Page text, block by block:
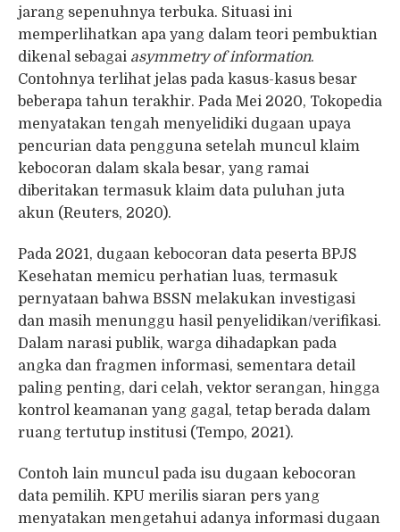
jarang sepenuhnya terbuka. Situasi ini
memperlihatkan apa yang dalam teori pembuktian
dikenal sebagai asymmetry of information.
Contohnya terlihat jelas pada kasus-kasus besar
beberapa tahun terakhir. Pada Mei 2020, Tokopedia
menyatakan tengah menyelidiki dugaan upaya
pencurian data pengguna setelah muncul klaim
kebocoran dalam skala besar, yang ramai
diberitakan termasuk klaim data puluhan juta
akun (Reuters, 2020).
Pada 2021, dugaan kebocoran data peserta BPJS
Kesehatan memicu perhatian luas, termasuk
pernyataan bahwa BSSN melakukan investigasi
dan masih menunggu hasil penyelidikan/verifikasi.
Dalam narasi publik, warga dihadapkan pada
angka dan fragmen informasi, sementara detail
paling penting, dari celah, vektor serangan, hingga
kontrol keamanan yang gagal, tetap berada dalam
ruang tertutup institusi (Tempo, 2021).
Contoh lain muncul pada isu dugaan kebocoran
data pemilih. KPU merilis siaran pers yang
menyatakan mengetahui adanya informasi dugaan